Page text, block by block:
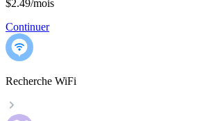
$2.49/mois
Continuer
Recherche WiFi